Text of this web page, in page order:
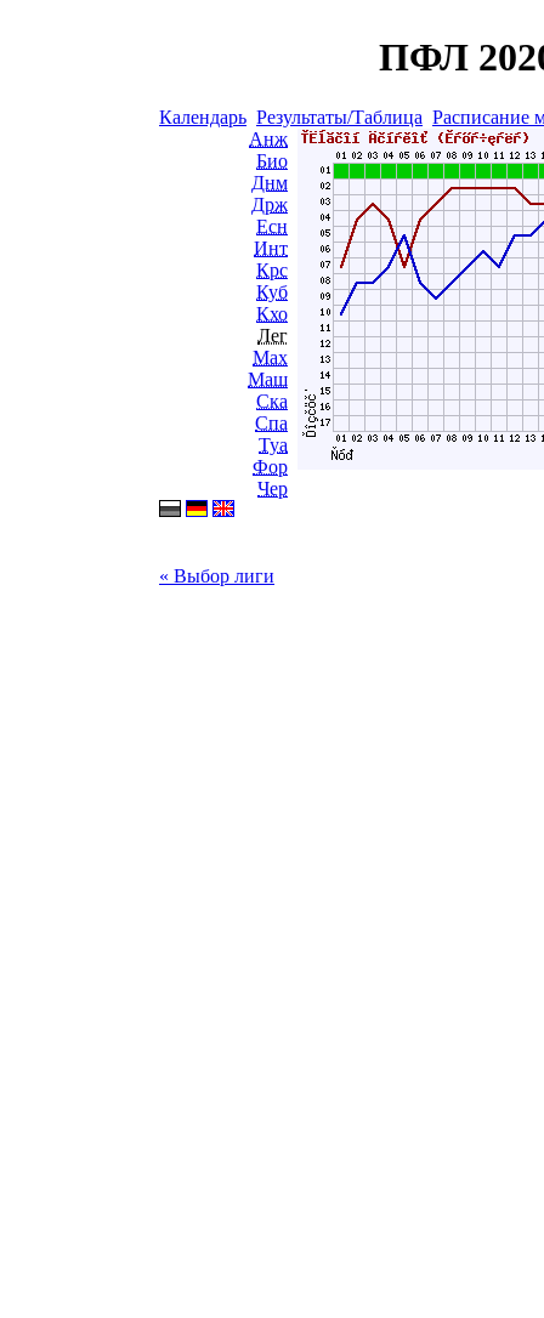
ПФЛ
Календарь Результаты/Таблица Расписание
Анж
Био
Днм
Држ
Есн
Инт
Крс
Куб
Кхо
Лег
Мах
Маш
Ска
Спа
Туа
Фор
Чер
« Выбор лиги